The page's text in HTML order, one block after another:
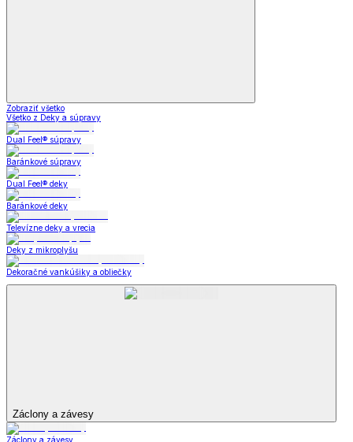
Zobraziť všetko
Všetko z Deky a súpravy
Dual Feel® súpravy
Baránkové súpravy
Dual Feel® deky
Baránkové deky
Televízne deky a vrecia
Deky z mikroplyšu
Dekoračné vankúšiky a obliečky
Záclony a závesy
Záclony a závesy